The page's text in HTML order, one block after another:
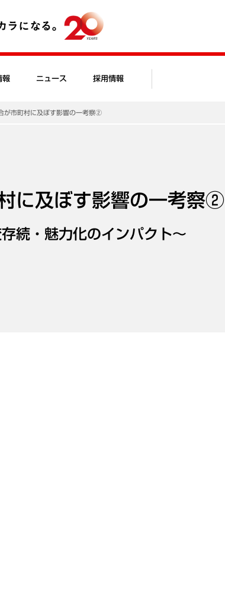
報 ニュース 採用情報
が市町村に及ぼす影響の一考察②
に及ぼす影響の一考察②
続・魅力化のインパクト～